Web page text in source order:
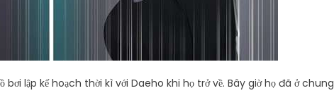
lập kế hoạch thời kì với Daeho khi họ trở về. Bây giờ họ đã ở chung